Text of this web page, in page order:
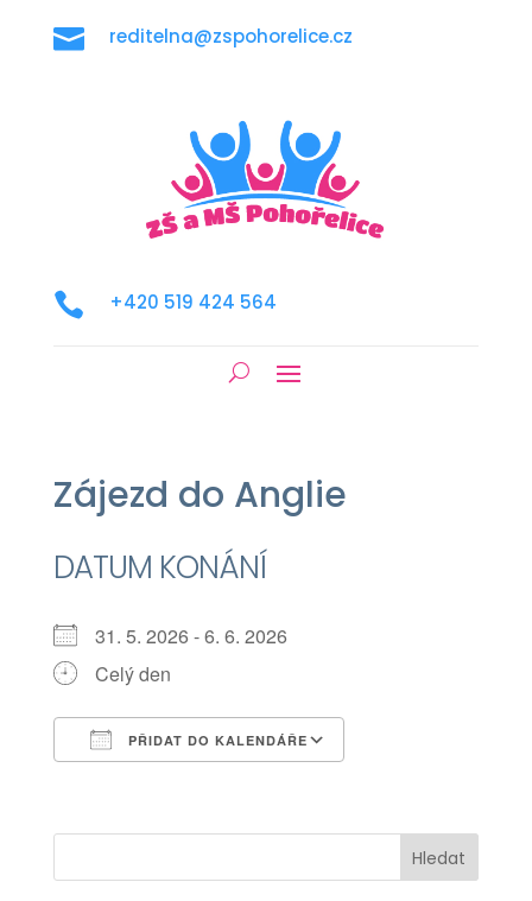
 reditelna@zspohorelice.cz
 +420 519 424 564
Zájezd do Anglie
DATUM KONÁNÍ
31. 5. 2026 - 6. 6. 2026
Celý den
PŘIDAT DO KALENDÁŘE
Hledat